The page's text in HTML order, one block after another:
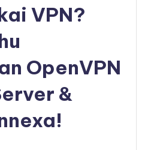
VPN?
OpenVPN
&